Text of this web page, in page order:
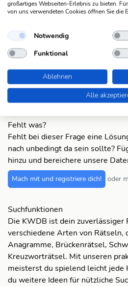
Unikat
Unikat
Fehlt was?
Fehlt bei dieser Frage eine
nach unbedingt da sein sollte?
hinzu und bereichere unsere
Mach mit und registriere dich! oder
Suchfunktionen
Die KWDB ist dein zuverlässiger
verschiedene Arten von
Anagramme, Brückenrätsel,
Kreuzworträtsel. Mit unseren
meisterst du spielend leicht jede
du weitere Ideen für nützliche
großartiges Webseiten-Erlebnis zu bieten.
von uns verwendeten Cookies öffnen Sie die
Notwendig
Funktional
Ablehnen
Alle